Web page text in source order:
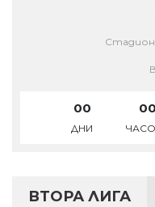
00
ДНИ
00
ВТОРА ЛИГА